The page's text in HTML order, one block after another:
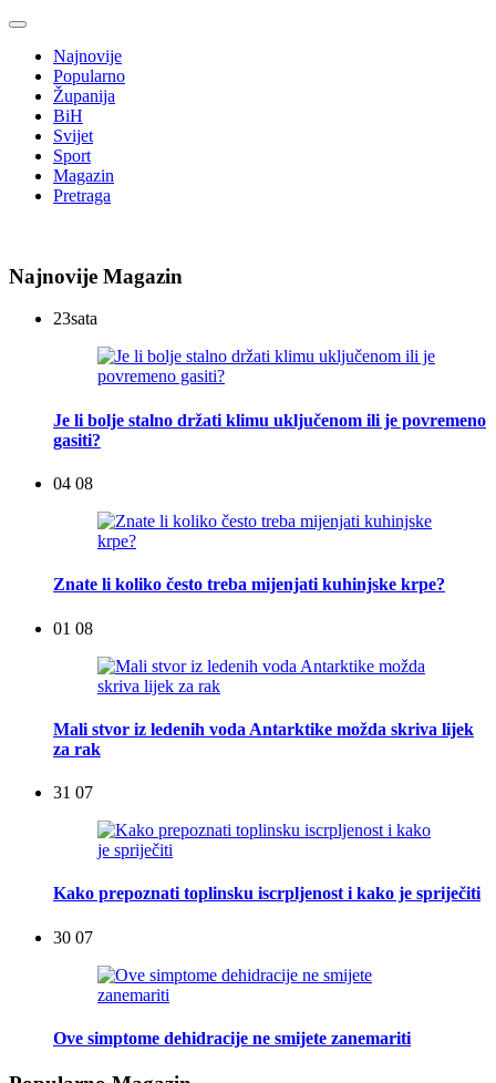
Najnovije
Popularno
Županija
BiH
Svijet
Sport
Magazin
Pretraga
Najnovije Magazin
23sata
Je li bolje stalno držati klimu uključenom ili je povremeno
gasiti?
04 08
Znate li koliko često treba mijenjati kuhinjske krpe?
01 08
Mali stvor iz ledenih voda Antarktike možda skriva lijek
za rak
31 07
Kako prepoznati toplinsku iscrpljenost i kako je spriječiti
30 07
Ove simptome dehidracije ne smijete zanemariti